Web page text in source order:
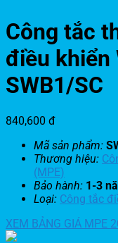
Công tắc
điều khiển
SWB1/SC
840,600 đ
Mã sản phẩm:
Thương hiệu:
(MPE)
Bảo hành: 1-3
Loại: Công tắc
XEM BẢNG GIÁ MPE